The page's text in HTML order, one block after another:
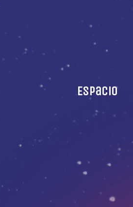
Espacio